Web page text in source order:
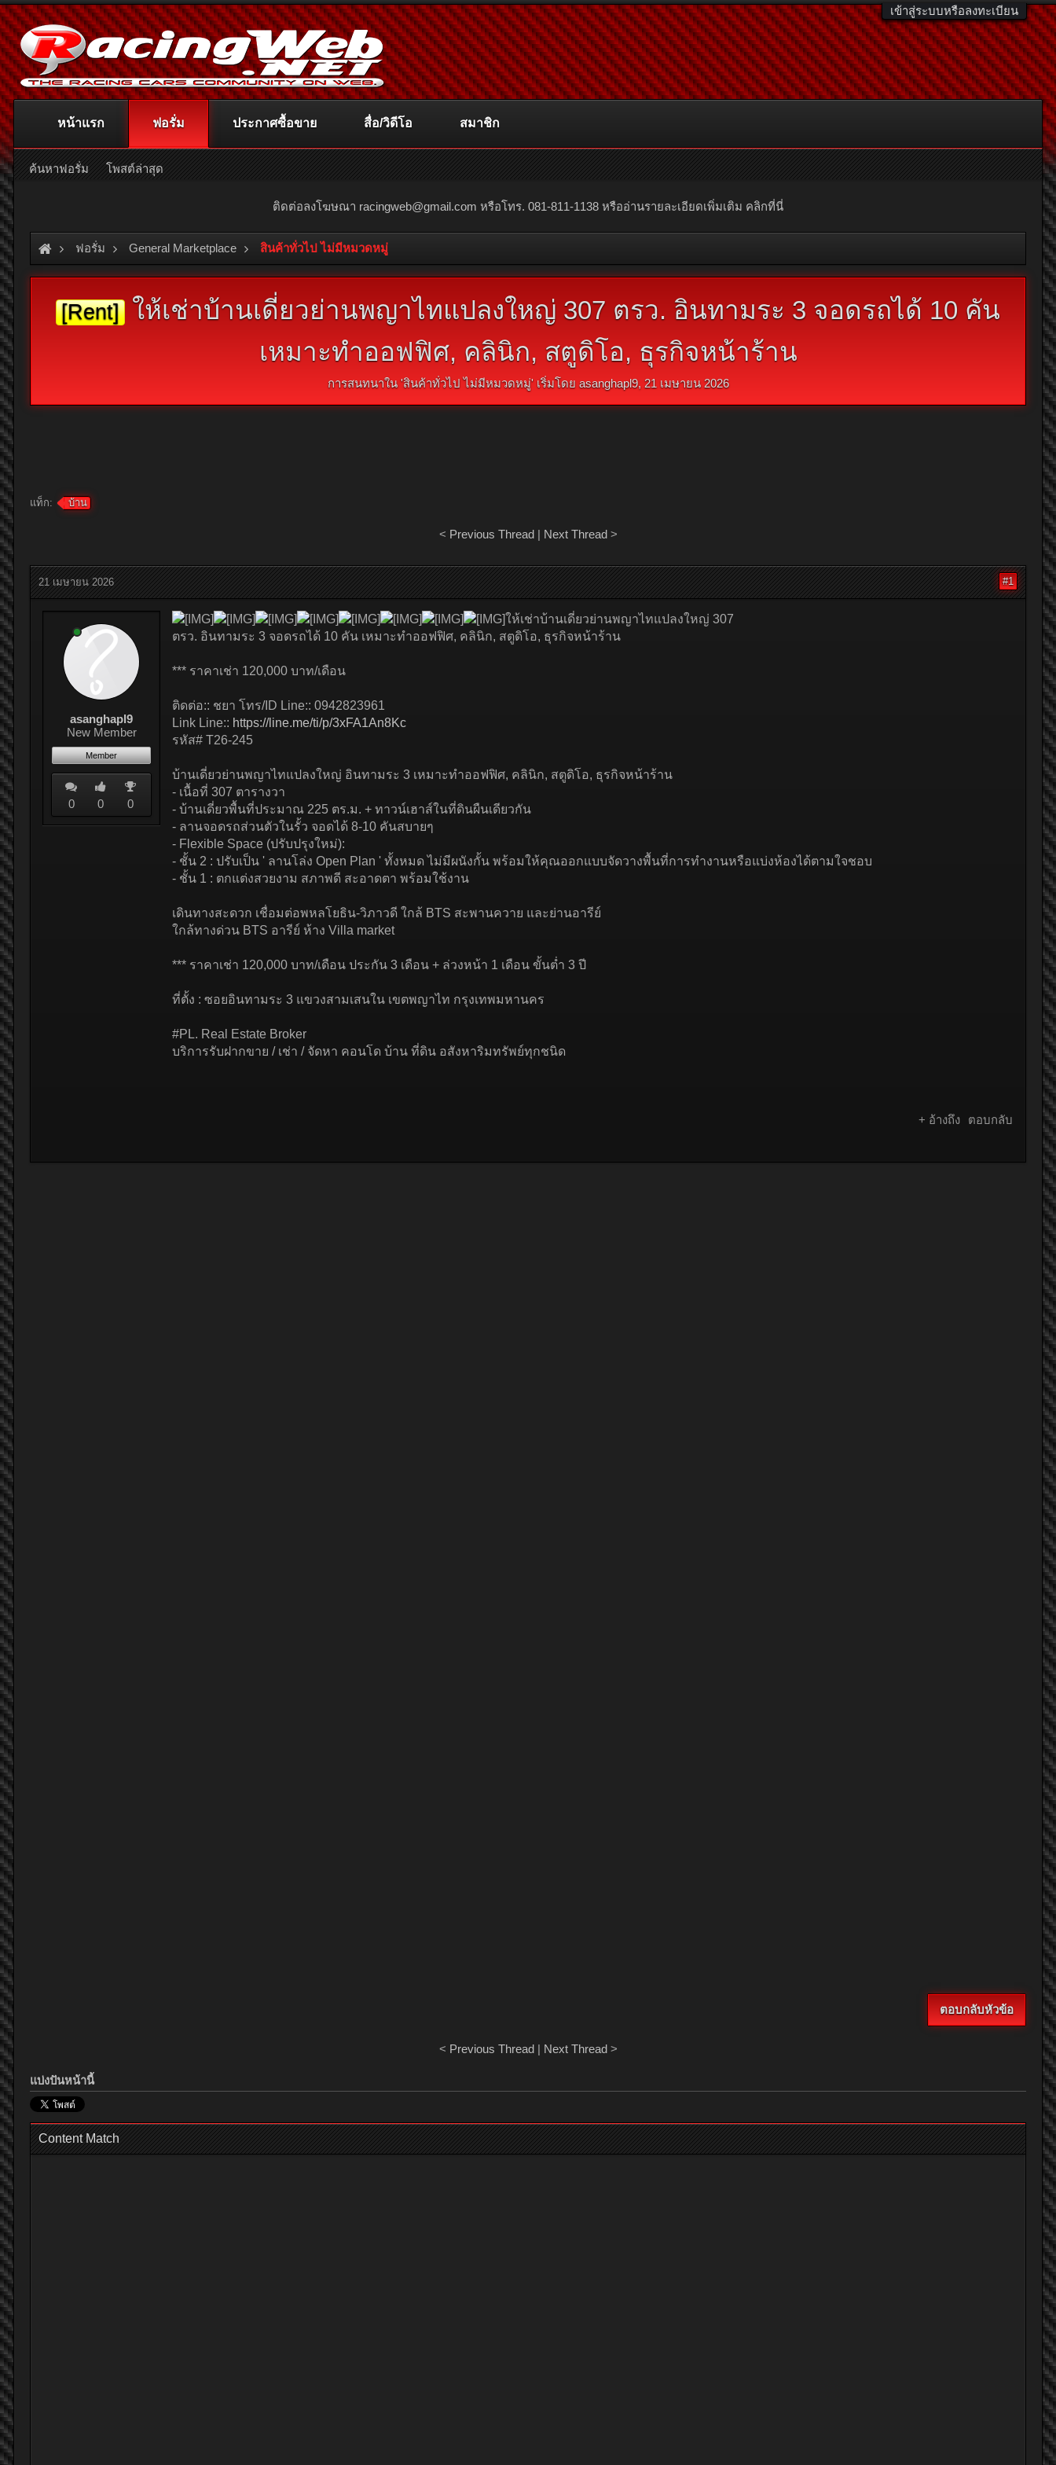
เข้าสู่ระบบหรือลงทะเบียน
ติดต่อลงโฆษณา racingweb@gmail.com หรือโทร. 081-811-1138 หรืออ่านรายละเอียดเพิ่มเติม คลิกที่นี่
ฟอรั่ม General Marketplace สินค้าทั่วไป ไม่มีหมวดหมู่
[Rent] ให้เช่าบ้านเดี่ยวย่านพญาไทแปลงใหญ่ 307 ตรว. อินทามระ 3 จอดรถได้ 10 คัน
เหมาะทำออฟฟิศ, คลินิก, สตูดิโอ, ธุรกิจหน้าร้าน
การสนทนาใน 'สินค้าทั่วไป ไม่มีหมวดหมู่' เริ่มโดย asanghapl9, 21 เมษายน 2026
แท็ก: บ้าน
< Previous Thread| Next Thread>
21 เมษายน 2026 #1
asanghapl9
New Member
Member
0 0 0
ให้เช่าบ้านเดี่ยวย่านพญาไทแปลงใหญ่ 307
ตรว. อินทามระ 3 จอดรถได้ 10 คัน เหมาะทำออฟฟิศ, คลินิก, สตูดิโอ, ธุรกิจหน้าร้าน
*** ราคาเช่า 120,000 บาท/เดือน
ติดต่อ:: ชยา โทร/ID Line:: 0942823961
Link Line:: https://line.me/ti/p/3xFA1An8Kc
รหัส# T26-245
บ้านเดี่ยวย่านพญาไทแปลงใหญ่ อินทามระ 3 เหมาะทำออฟฟิศ, คลินิก, สตูดิโอ, ธุรกิจหน้าร้าน
- เนื้อที่ 307 ตารางวา
- บ้านเดี่ยวพื้นที่ประมาณ 225 ตร.ม. + ทาวน์เฮาส์ในที่ดินผืนเดียวกัน
- ลานจอดรถส่วนตัวในรั้ว จอดได้ 8-10 คันสบายๆ
- Flexible Space (ปรับปรุงใหม่):
- ชั้น 2 : ปรับเป็น ' ลานโล่ง Open Plan ' ทั้งหมด ไม่มีผนังกั้น พร้อมให้คุณออกแบบจัดวางพื้นที่การทำงานหรือแบ่งห้องได้ตามใจชอบ
- ชั้น 1 : ตกแต่งสวยงาม สภาพดี สะอาดตา พร้อมใช้งาน
เดินทางสะดวก เชื่อมต่อพหลโยธิน-วิภาวดี ใกล้ BTS สะพานควาย และย่านอารีย์
ใกล้ทางด่วน BTS อารีย์ ห้าง Villa market
*** ราคาเช่า 120,000 บาท/เดือน ประกัน 3 เดือน + ล่วงหน้า 1 เดือน ขั้นต่ำ 3 ปี
ที่ตั้ง : ซอยอินทามระ 3 แขวงสามเสนใน เขตพญาไท กรุงเทพมหานคร
#PL. Real Estate Broker
บริการรับฝากขาย / เช่า / จัดหา คอนโด บ้าน ที่ดิน อสังหาริมทรัพย์ทุกชนิด
+ อ้างถึง ตอบกลับ
ตอบกลับหัวข้อ
< Previous Thread| Next Thread>
แบ่งปันหน้านี้
Content Match
หน้าแรก ฟอรั่ม
ค้นหาฟอรั่ม โพสต์ล่าสุด
ประกาศซื้อขาย สื่อ/วิดีโอ สมาชิก